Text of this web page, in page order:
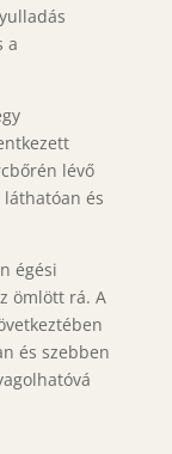
a
lévő
és
égési
ömlött rá. A
és szebben